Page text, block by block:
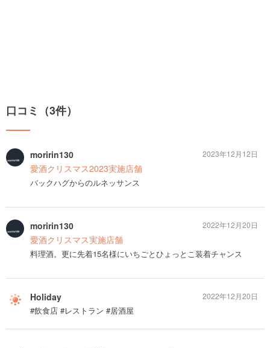
口コミ（3件）
moririn130
愛酒クリスマス2023実施店舗
バックハグからのルネッサンス
2023年12月12日
moririn130
愛酒クリスマス実施店舗
料理酒。更に先着15名様にいちごとひょっとこ装着チャンス
2022年12月20日
Holiday
#飲食店 #レストラン #居酒屋
2022年12月20日